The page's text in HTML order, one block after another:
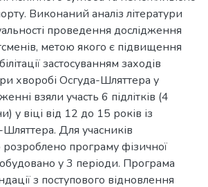
Виконаний аналіз літератури
проведення дослідження
метою якого є підвищення
застосуванням заходів
хворобі Осгуда-Шляттера у
взяли участь 6 підлітків (4
у віці від 12 до 15 років із
Для учасників
програму фізичної
у 3 періоди. Програма
з поступового відновлення